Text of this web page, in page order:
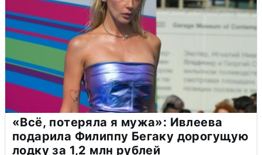
«Всё, потеряла я мужа»: Ивлеева
подарила Филиппу Бегаку дорогущую
лодку за 1,2 млн рублей